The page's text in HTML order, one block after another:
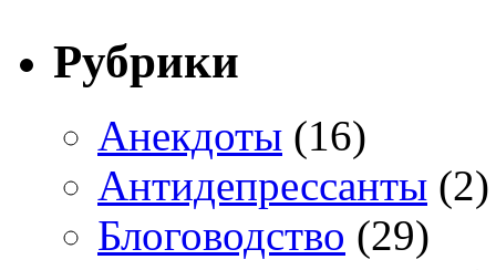
Рубрики
Анекдоты (16)
Антидепрессанты (2)
Блоговодство (29)